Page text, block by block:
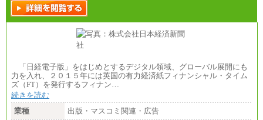
「日経電子版」をはじめとするデジタル領域、グローバル展開にも
力を入れ、２０１５年には英国の有力経済紙フィナンシャル・タイム
ズ（FT）を発行するフィナン…
続きを読む
業種
出版・マスコミ関連・広告